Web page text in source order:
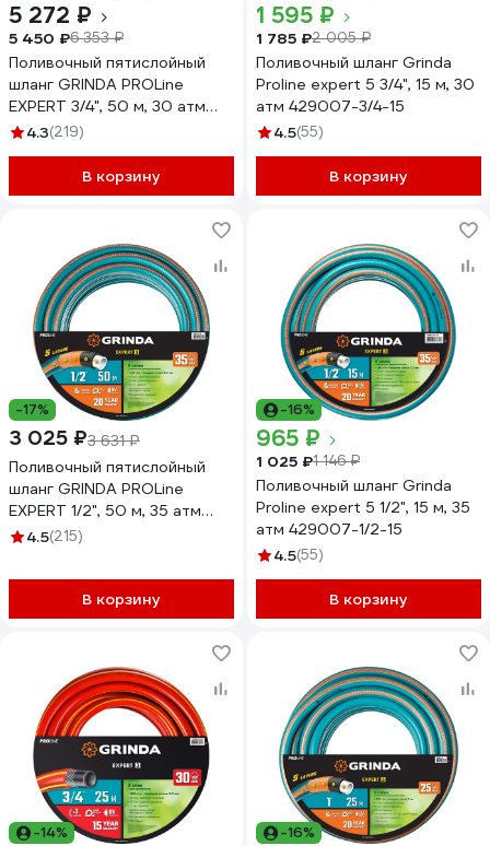
5 272 ₽
5 450 ₽6 353 ₽
Поливочный пятислойный
шланг GRINDA PROLine
EXPERT 3/4", 50 м, 30 атм
429007-3/4-50
4.3(219)
В корзину
1 595 ₽
1 785 ₽2 005 ₽
Поливочный шланг Grinda
Proline expert 5 3/4", 15 м, 30
атм 429007-3/4-15
4.5(55)
В корзину
-17%
3 025 ₽3 631 ₽
Поливочный пятислойный
шланг GRINDA PROLine
EXPERT 1/2", 50 м, 35 атм
429007-1/2-50
4.5(215)
В корзину
-16%
965 ₽
1 025 ₽1 146 ₽
Поливочный шланг Grinda
Proline expert 5 1/2", 15 м, 35
атм 429007-1/2-15
4.5(55)
В корзину
-14% -16%